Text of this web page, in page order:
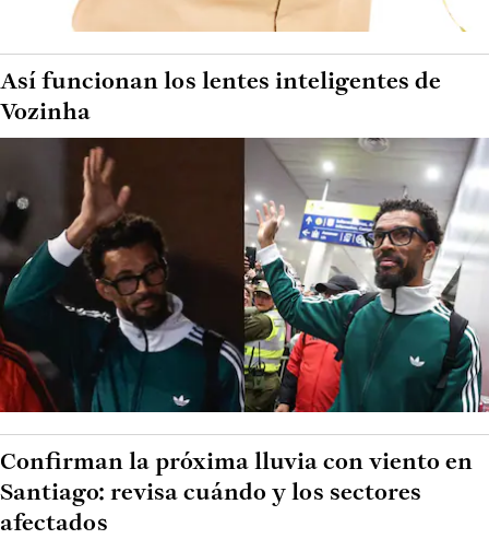
Así funcionan los lentes inteligentes de
Vozinha
Confirman la próxima lluvia con viento en
Santiago: revisa cuándo y los sectores
afectados